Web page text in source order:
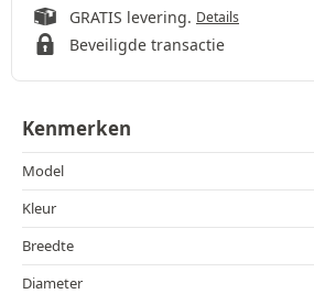
GRATIS levering. Details
Beveiligde transactie
Kenmerken
Model
Kleur
Breedte
Diameter